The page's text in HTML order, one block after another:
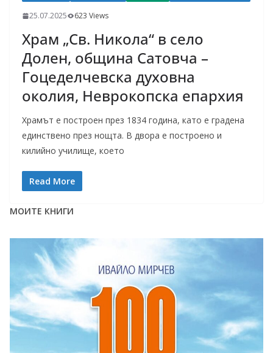
25.07.2025 623 Views
Храм „Св. Никола“ в село
Долен, община Сатовча –
Гоцеделчевска духовна
околия, Неврокопска епархия
Храмът е построен през 1834 година, като е градена
единствено през нощта. В двора е построено и
килийно училище, което
Read More
МОИТЕ КНИГИ